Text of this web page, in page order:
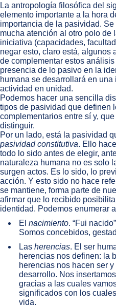
La antropología filosófica del
elemento importante a la hora
importancia de la pasividad.
mucha atención al otro polo de
iniciativa (capacidades,
negar esto, claro está, algunos
de complementar estos
presencia de lo pasivo en la
humana se desarrollará en
actividad en unidad.
Podemos hacer una sencilla
tipos de pasividad que definen
complementarios entre sí y,
distinguir.
Por un lado, está la pasividad
pasividad constitutiva. Ello
todo lo sido antes de elegir,
naturaleza humana no es solo
surgen actos. Es lo sido, lo
acción. Y esto sido no hace
se mantiene, forma parte de
afirmar que lo recibido
identidad. Podemos enumerar
El nacimiento. “Fui
Somos concebidos,
Las herencias. El ser
herencias nos definen: la
herencias nos hacen ser
desarrollo. Nos
gracias a las cuales
significados con los
vida.